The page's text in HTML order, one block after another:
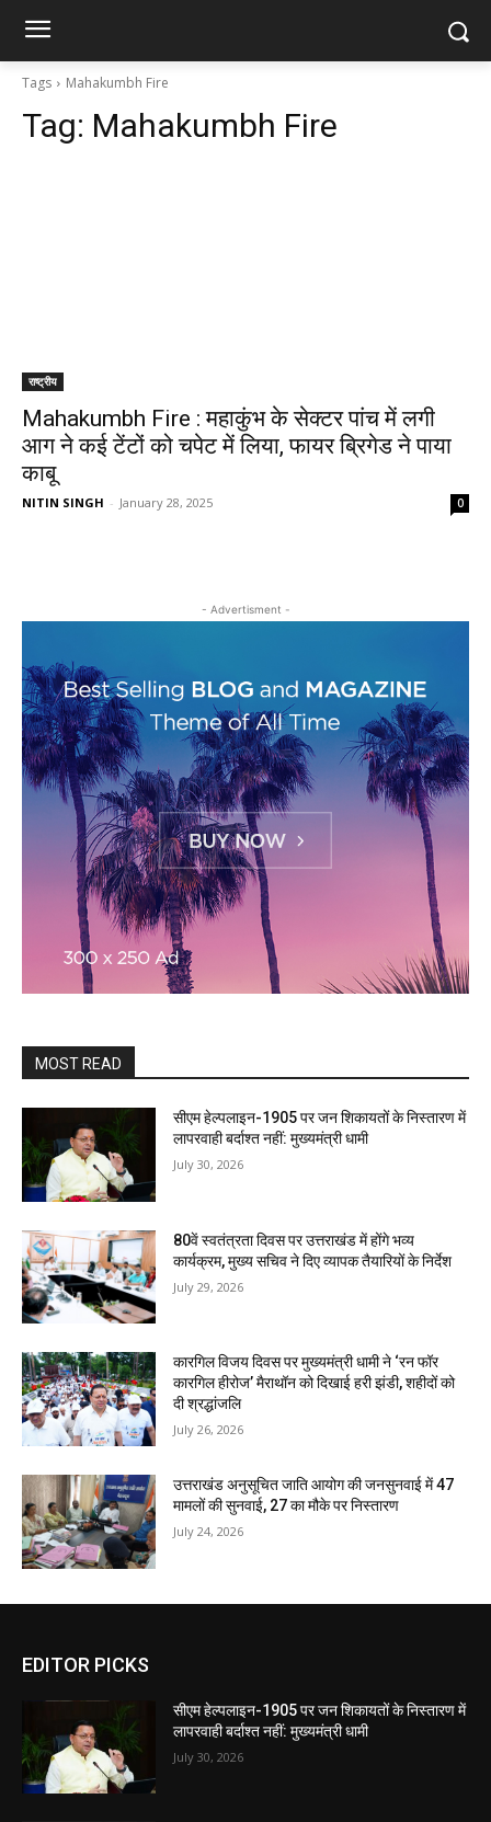
Tags Mahakumbh Fire
Tag: Mahakumbh Fire
राष्ट्रीय
Mahakumbh Fire : महाकुंभ के सेक्टर पांच में लगी
आग ने कई टेंटों को चपेट में लिया, फायर ब्रिगेड ने पाया
काबू
NITIN SINGH - January 28, 2025 0
- Advertisment -
MOST READ
सीएम हेल्पलाइन-1905 पर जन शिकायतों के निस्तारण में
लापरवाही बर्दाश्त नहीं: मुख्यमंत्री धामी
July 30, 2026
80वें स्वतंत्रता दिवस पर उत्तराखंड में होंगे भव्य
कार्यक्रम, मुख्य सचिव ने दिए व्यापक तैयारियों के निर्देश
July 29, 2026
कारगिल विजय दिवस पर मुख्यमंत्री धामी ने ‘रन फॉर
कारगिल हीरोज’ मैराथॉन को दिखाई हरी झंडी, शहीदों को
दी श्रद्धांजलि
July 26, 2026
उत्तराखंड अनुसूचित जाति आयोग की जनसुनवाई में 47
मामलों की सुनवाई, 27 का मौके पर निस्तारण
July 24, 2026
EDITOR PICKS
सीएम हेल्पलाइन-1905 पर जन शिकायतों के निस्तारण में
लापरवाही बर्दाश्त नहीं: मुख्यमंत्री धामी
July 30, 2026